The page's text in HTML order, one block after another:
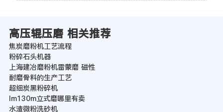
高压辊压磨 相关推荐
焦炭磨粉机工艺流程
粉碎石头机器
上海建冶磨粉机雷蒙磨 磁性
耐磨骨料的生产工艺
超细炭黑粉碎机
lm130m立式磨哪里有卖
水渣微粉洗砂机